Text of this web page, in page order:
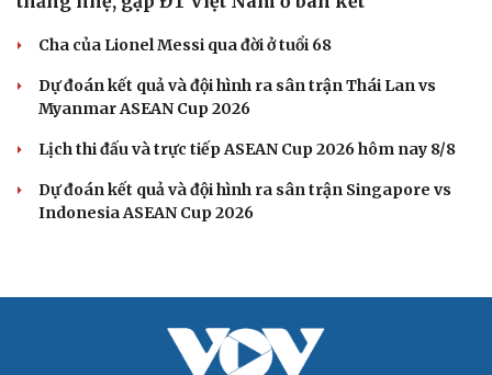
Kết quả ASEAN Cup 2026 hôm nay 8/8: Thái Lan
Kết quả bóng đá Việt Nam hôm nay 8/8: Phong Phú Hà